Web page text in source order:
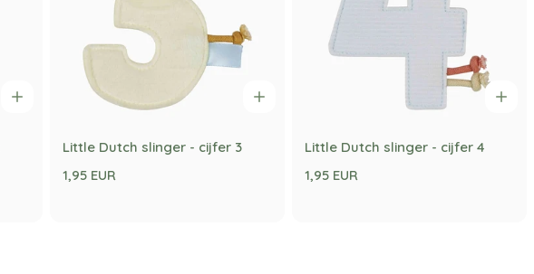
Little Dutch slinger - cijfer 3
1,95 EUR
Little Dutch slinger - cijfer 4
1,95 EUR